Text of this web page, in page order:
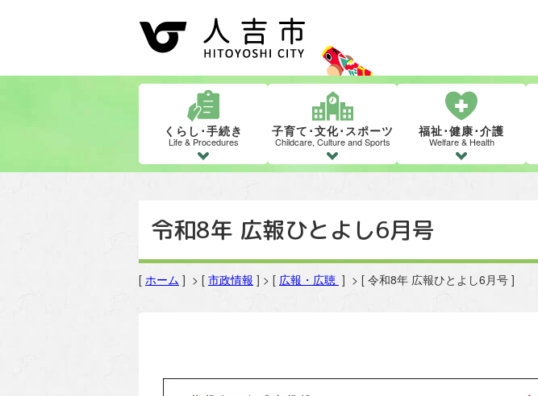
くらし･手続き
Life & Procedures
子育て･文化･スポーツ
Childcare, Culture and Sports
福祉･健康･介護
Welfare & Health
令和8年 広報ひとよし6月号
[ ホーム ] > [ 市政情報 ] > [ 広報・広聴 ] > [ 令和8年 広報ひとよし6月号 ]